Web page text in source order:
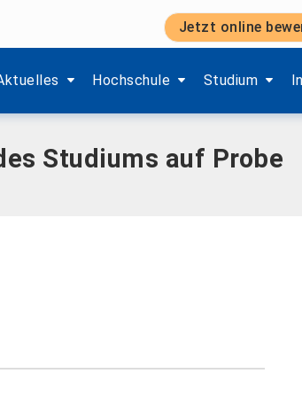
Jetzt online
Zeige Menü-Unterpunkte von 'Aktuelles'.
Hochschule
Zeige Menü-Unterpunkte von
Studium
Zeige Menü-
Studiums auf Probe